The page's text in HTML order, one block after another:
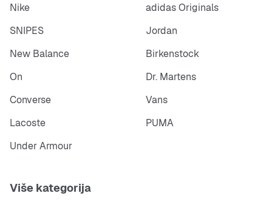
Nike
adidas Originals
SNIPES
Jordan
New Balance
Birkenstock
On
Dr. Martens
Converse
Vans
Lacoste
PUMA
Under Armour
Više kategorija